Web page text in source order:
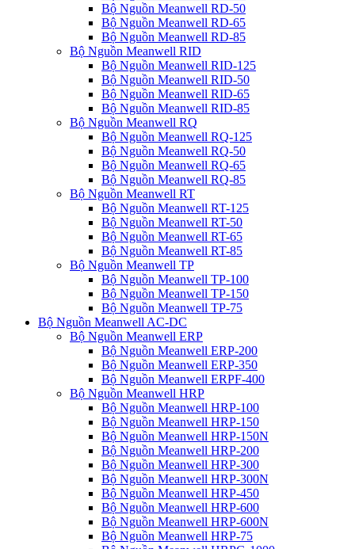
Bộ Nguồn Meanwell RD-50
Bộ Nguồn Meanwell RD-65
Bộ Nguồn Meanwell RD-85
Bộ Nguồn Meanwell RID
Bộ Nguồn Meanwell RID-125
Bộ Nguồn Meanwell RID-50
Bộ Nguồn Meanwell RID-65
Bộ Nguồn Meanwell RID-85
Bộ Nguồn Meanwell RQ
Bộ Nguồn Meanwell RQ-125
Bộ Nguồn Meanwell RQ-50
Bộ Nguồn Meanwell RQ-65
Bộ Nguồn Meanwell RQ-85
Bộ Nguồn Meanwell RT
Bộ Nguồn Meanwell RT-125
Bộ Nguồn Meanwell RT-50
Bộ Nguồn Meanwell RT-65
Bộ Nguồn Meanwell RT-85
Bộ Nguồn Meanwell TP
Bộ Nguồn Meanwell TP-100
Bộ Nguồn Meanwell TP-150
Bộ Nguồn Meanwell TP-75
Bộ Nguồn Meanwell AC-DC
Bộ Nguồn Meanwell ERP
Bộ Nguồn Meanwell ERP-200
Bộ Nguồn Meanwell ERP-350
Bộ Nguồn Meanwell ERPF-400
Bộ Nguồn Meanwell HRP
Bộ Nguồn Meanwell HRP-100
Bộ Nguồn Meanwell HRP-150
Bộ Nguồn Meanwell HRP-150N
Bộ Nguồn Meanwell HRP-200
Bộ Nguồn Meanwell HRP-300
Bộ Nguồn Meanwell HRP-300N
Bộ Nguồn Meanwell HRP-450
Bộ Nguồn Meanwell HRP-600
Bộ Nguồn Meanwell HRP-600N
Bộ Nguồn Meanwell HRP-75